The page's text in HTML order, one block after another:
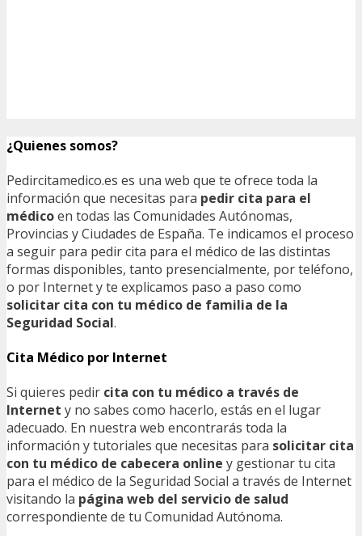
¿Quienes somos?
Pedircitamedico.es es una web que te ofrece toda la
información que necesitas para pedir cita para el
médicoen todas las Comunidades Autónomas,
Provincias y Ciudades de España. Te indicamos el proceso
a seguir para pedir cita para el médico de las distintas
formas disponibles, tanto presencialmente, por teléfono,
o por Internet y te explicamos paso a paso como
solicitar cita con tu médico de familia de la
Seguridad Social.
Cita Médico por Internet
Si quieres pedir cita con tu médico a través de
Internet y no sabes como hacerlo, estás en el lugar
adecuado. En nuestra web encontrarás toda la
información y tutoriales que necesitas para solicitar cita
con tu médico de cabecera online y gestionar tu cita
para el médico de la Seguridad Social a través de Internet
visitando la página web del servicio de salud
correspondiente de tu Comunidad Autónoma.